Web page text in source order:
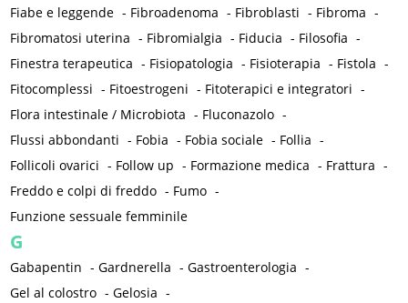
Fiabe e leggende - Fibroadenoma - Fibroblasti - Fibroma -
Fibromatosi uterina - Fibromialgia - Fiducia - Filosofia -
Finestra terapeutica - Fisiopatologia - Fisioterapia - Fistola -
Fitocomplessi - Fitoestrogeni - Fitoterapici e integratori -
Flora intestinale / Microbiota - Fluconazolo -
Flussi abbondanti - Fobia - Fobia sociale - Follia -
Follicoli ovarici - Follow up - Formazione medica - Frattura -
Freddo e colpi di freddo - Fumo -
Funzione sessuale femminile
G
Gabapentin -Gardnerella -Gastroenterologia -
Gel al colostro -Gelosia -